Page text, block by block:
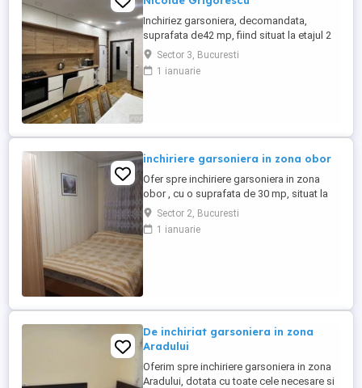
Inchiriez garsoniera, decomandata,
suprafata de42 mp, fiind situat la etajul 2
dintr-un bloc de 5 etaje. Garsoniera situata
in zona Nicolae grigorescu, este situata in
apropierea mijloacelor de transport.
Sector 3, Bucuresti
1 ianuarie
inchiriere garsoniera in zona obor
Ofer spre inchiriere garsoniera in zona
obor , cu o suprafata de 30 mp, situat la
etajul 3, aproape de piata obor, farmacii,
liceu, servicii farmaceutice, magazine
alimentare si cel mai important, aproape
Sector 2, Bucuresti
1 ianuarie
De inchiriat garsoniera in zona
Aradului
Oferim spre inchiriere garsoniera in zona
Aradului, dotata cu toate cele necesare si